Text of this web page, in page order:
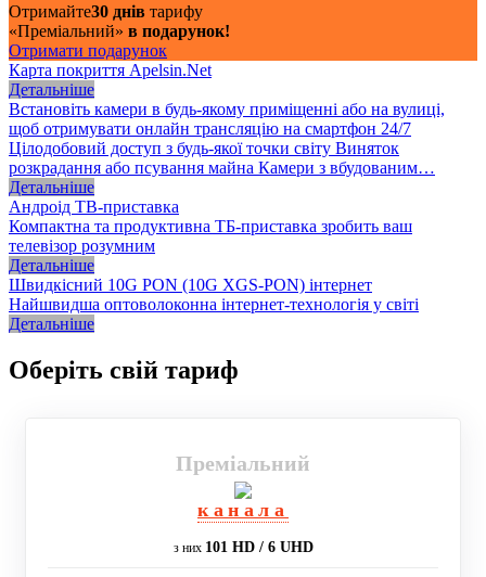
Отримайте30 днів тарифу
«Преміальний» в подарунок!
Отримати подарунок
Карта покриття Apelsin.Net
Детальніше
Встановіть камери в будь-якому приміщенні або на вулиці,
щоб отримувати онлайн трансляцію на смартфон 24/7
Цілодобовий доступ з будь-якої точки світу Виняток
розкрадання або псування майна Камери з вбудованим…
Детальніше
Андроід ТВ-приставка
Компактна та продуктивна ТБ-приставка зробить ваш
телевізор розумним
Детальніше
Швидкісний 10G PON (10G XGS-PON) інтернет
Найшвидша оптоволоконна інтернет-технологія у світі
Детальніше
Оберіть свій тариф
Преміальний
канала
з них 101 HD / 6 UHD